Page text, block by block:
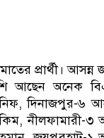
প্রার্থী। আসন্ন
আছেন অনেক
দিনাজপুর-৬
নীলফামারী-৩